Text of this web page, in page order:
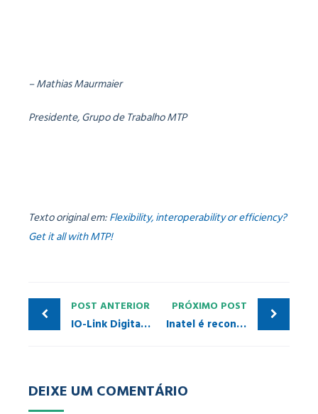
– Mathias Maurmaier
Presidente, Grupo de Trabalho MTP
Texto original em:Flexibility, interoperability or efficiency?
Get it all with MTP!
POST ANTERIOR
IO-Link Digital Days 2024: uma plataforma interativa de especialistas
PRÓXIMO POST
Inatel é reconhecido como Centro de Treinamento Certificado em Ethernet APL pela PI
DEIXE UM COMENTÁRIO